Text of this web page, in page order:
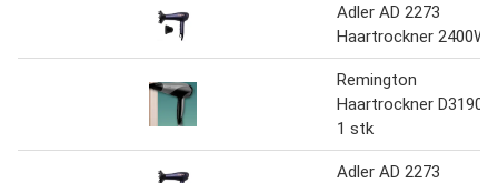
Adler AD 2273
Haartrockner 2400W
Remington
Haartrockner D3190S
1 stk
Adler AD 2273